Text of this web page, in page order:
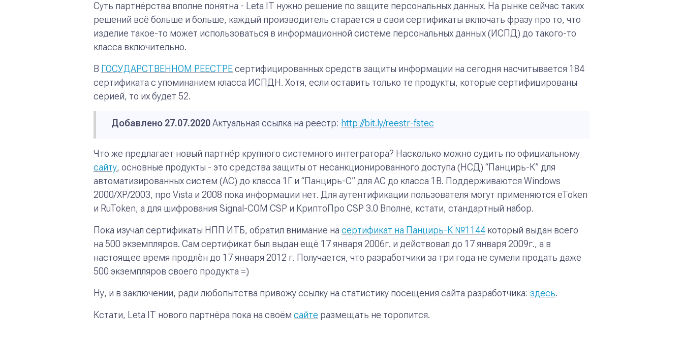
Суть партнёрства вполне понятна - Leta IT нужно решение по защите персональных данных. На рынке сейчас таких
решений всё больше и больше, каждый производитель старается в свои сертификаты включать фразу про то, что
изделие такое-то может использоваться в информационной системе персональных данных (ИСПД) до такого-то
класса включительно.
В ГОСУДАРСТВЕННОМ РЕЕСТРЕсертифицированных средств защиты информации на сегодня насчитывается 184
сертификата с упоминанием класса ИСПДН. Хотя, если оставить только те продукты, которые сертифицированы
серией, то их будет 52.
Добавлено 27.07.2020Актуальная ссылка на реестр: http://bit.ly/reestr-fstec
Что же предлагает новый партнёр крупного системного интегратора? Насколько можно судить по официальному
сайту, основные продукты - это средства защиты от несанкционированного доступа (НСД) “Панцирь-К” для
автоматизированных систем (АС) до класса 1Г и “Панцирь-С” для АС до класса 1В. Поддерживаются Windows
2000/XP/2003, про Vista и 2008 пока информации нет. Для аутентификации пользователя могут применяются eToken
и RuToken, а для шифрования Signal-COM CSP и КриптоПро CSP 3.0 Вполне, кстати, стандартный набор.
Пока изучал сертификаты НПП ИТБ, обратил внимание на сертификат на Панцирь-К №1144 который выдан всего
на 500 экземпляров. Сам сертификат был выдан ещё 17 января 2006г. и действовал до 17 января 2009г., а в
настоящее время продлён до 17 января 2012 г. Получается, что разработчики за три года не сумели продать даже
500 экземпляров своего продукта =)
Ну, и в заключении, ради любопытства привожу ссылку на статистику посещения сайта разработчика: здесь.
Кстати, Leta IT нового партнёра пока на своём сайте размещать не торопится.